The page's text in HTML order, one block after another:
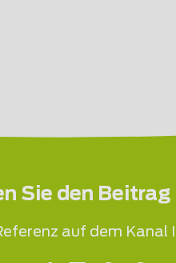
Sie den Beitrag
auf dem Kanal